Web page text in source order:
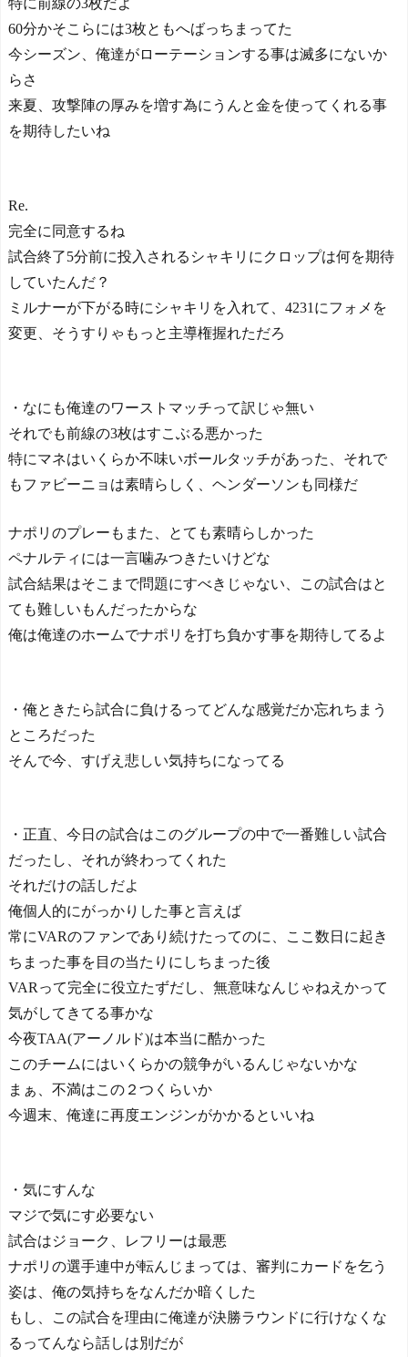
特に前線の3枚だよ
60分かそこらには3枚ともへばっちまってた
今シーズン、俺達がローテーションする事は滅多にないか
らさ
来夏、攻撃陣の厚みを増す為にうんと金を使ってくれる事
を期待したいね
Re.
完全に同意するね
試合終了5分前に投入されるシャキリにクロップは何を期待
していたんだ？
ミルナーが下がる時にシャキリを入れて、4231にフォメを
変更、そうすりゃもっと主導権握れただろ
・なにも俺達のワーストマッチって訳じゃ無い
それでも前線の3枚はすこぶる悪かった
特にマネはいくらか不味いボールタッチがあった、それで
もファビーニョは素晴らしく、ヘンダーソンも同様だ
ナポリのプレーもまた、とても素晴らしかった
ペナルティには一言噛みつきたいけどな
試合結果はそこまで問題にすべきじゃない、この試合はと
ても難しいもんだったからな
俺は俺達のホームでナポリを打ち負かす事を期待してるよ
・俺ときたら試合に負けるってどんな感覚だか忘れちまう
ところだった
そんで今、すげえ悲しい気持ちになってる
・正直、今日の試合はこのグループの中で一番難しい試合
だったし、それが終わってくれた
それだけの話しだよ
俺個人的にがっかりした事と言えば
常にVARのファンであり続けたってのに、ここ数日に起き
ちまった事を目の当たりにしちまった後
VARって完全に役立たずだし、無意味なんじゃねえかって
気がしてきてる事かな
今夜TAA(アーノルド)は本当に酷かった
このチームにはいくらかの競争がいるんじゃないかな
まぁ、不満はこの２つくらいか
今週末、俺達に再度エンジンがかかるといいね
・気にすんな
マジで気にす必要ない
試合はジョーク、レフリーは最悪
ナポリの選手連中が転んじまっては、審判にカードを乞う
姿は、俺の気持ちをなんだか暗くした
もし、この試合を理由に俺達が決勝ラウンドに行けなくな
るってんなら話しは別だが